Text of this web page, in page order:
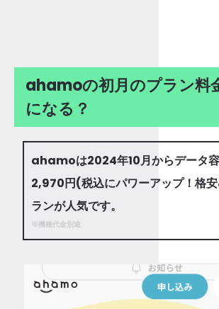
ahamoの初月のプラン料
になる？
ahamoは2024年10月からデータ
2,970円(税込にパワーアップ！格
ランが人気です。
※機種代金別途